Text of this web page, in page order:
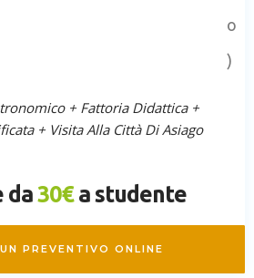
o
)
+ Fattoria Didattica +
+ Visita Alla Città Di Asiago
da30€a studente
PREVENTIVO ONLINE